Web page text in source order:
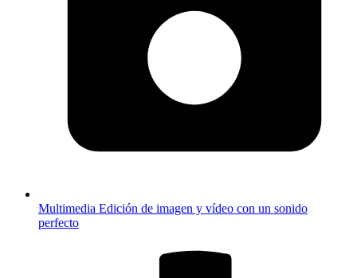
Multimedia Edición de imagen y vídeo con un sonido
perfecto